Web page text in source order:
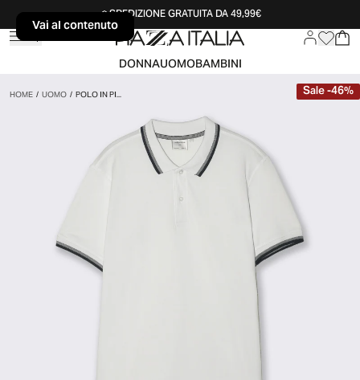
Vai al contenutoSPEDIZIONE GRATUITA DA 49,99€
DONNAUOMOBAMBINI
HOME/UOMO/POLO IN PI... Sale-46%
Vai al contenuto